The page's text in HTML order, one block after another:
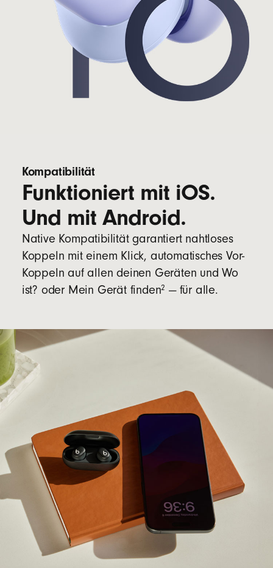
Kompatibilität
Funktioniert mit iOS.
Und mit Android.
Native Kompatibilität garantiert nahtloses
Koppeln mit einem Klick, automatisches Vor-
Koppeln auf allen deinen Geräten und Wo
ist? oder Mein Gerät finden2 — für alle.